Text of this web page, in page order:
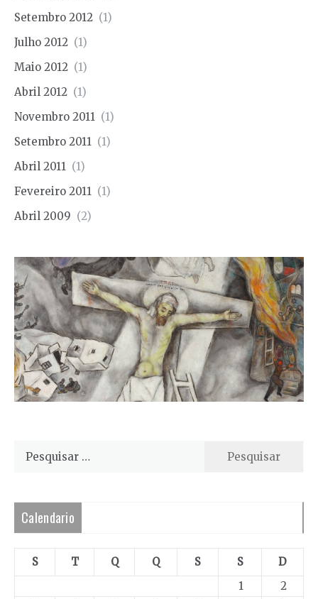
Setembro 2012 (1)
Julho 2012 (1)
Maio 2012 (1)
Abril 2012 (1)
Novembro 2011 (1)
Setembro 2011 (1)
Abril 2011 (1)
Fevereiro 2011 (1)
Abril 2009 (2)
Pesquisar
Calendario
S T Q Q S S
D
1
2